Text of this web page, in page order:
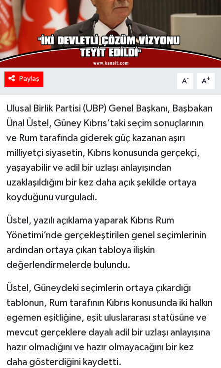
Paylaş A- A+
Ulusal Birlik Partisi (UBP) Genel Başkanı, Başbakan
Ünal Üstel, Güney Kıbrıs’taki seçim sonuçlarının
ve Rum tarafında giderek güç kazanan aşırı
milliyetçi siyasetin, Kıbrıs konusunda gerçekçi,
yaşayabilir ve adil bir uzlaşı anlayışından
uzaklaşıldığını bir kez daha açık şekilde ortaya
koyduğunu vurguladı.
Üstel, yazılı açıklama yaparak Kıbrıs Rum
Yönetimi’nde gerçekleştirilen genel seçimlerinin
ardından ortaya çıkan tabloya ilişkin
değerlendirmelerde bulundu.
Üstel, Güneydeki seçimlerin ortaya çıkardığı
tablonun, Rum tarafının Kıbrıs konusunda iki halkın
egemen eşitliğine, eşit uluslararası statüsüne ve
mevcut gerçeklere dayalı adil bir uzlaşı anlayışına
hazır olmadığını ve hazır olmayacağını bir kez
daha gösterdiğini kaydetti.